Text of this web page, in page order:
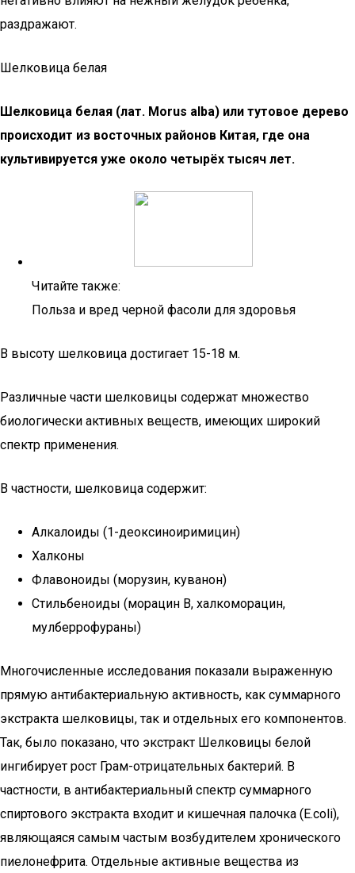
раздражают.
Шелковица белая
Шелковица белая (лат. Morus alba) или тутовое дерево
происходит из восточных районов Китая, где она
культивируется уже около четырёх тысяч лет.
Читайте также:
Польза и вред черной фасоли для здоровья
В высоту шелковица достигает 15-18 м.
Различные части шелковицы содержат множество
биологически активных веществ, имеющих широкий
спектр применения.
В частности, шелковица содержит:
Алкалоиды (1-деоксиноиримицин)
Халконы
Флавоноиды (морузин, куванон)
Стильбеноиды (морацин В, халкоморацин,
мулберрофураны)
Многочисленные исследования показали выраженную
прямую антибактериальную активность, как суммарного
экстракта шелковицы, так и отдельных его компонентов.
Так, было показано, что экстракт Шелковицы белой
ингибирует рост Грам-отрицательных бактерий. В
частности, в антибактериальный спектр суммарного
спиртового экстракта входит и кишечная палочка (E.coli),
являющаяся самым частым возбудителем хронического
пиелонефрита. Отдельные активные вещества из